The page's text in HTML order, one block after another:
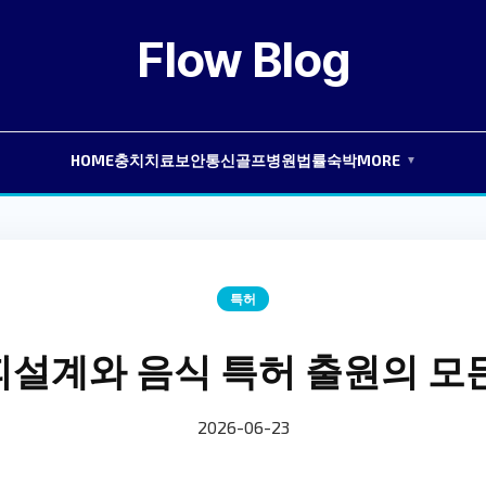
Flow Blog
HOME충치치료보안통신골프병원법률숙박MORE ▼
특허
설계와 음식 특허 출원의 모
2026-06-23